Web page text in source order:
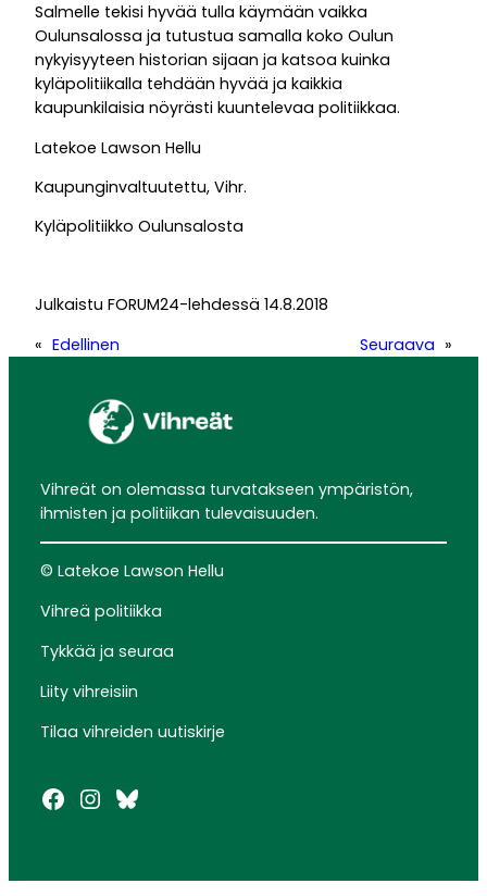
Salmelle tekisi hyvää tulla käymään vaikka
Oulunsalossa ja tutustua samalla koko Oulun
nykyisyyteen historian sijaan ja katsoa kuinka
kyläpolitiikalla tehdään hyvää ja kaikkia
kaupunkilaisia nöyrästi kuuntelevaa politiikkaa.
Latekoe Lawson Hellu
Kaupunginvaltuutettu, Vihr.
Kyläpolitiikko Oulunsalosta
Julkaistu FORUM24-lehdessä 14.8.2018
« Edellinen Seuraava »
Vihreät on olemassa turvatakseen ympäristön,
ihmisten ja politiikan tulevaisuuden.
© Latekoe Lawson Hellu
Vihreä politiikka
Tykkää ja seuraa
Liity vihreisiin
Tilaa vihreiden uutiskirje
Facebook
Instagram
Bluesky